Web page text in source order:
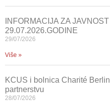
INFORMACIJA ZA
29.07.2026.GODINE
29/07/2026
Više »
KCUS i bolnica Charité
partnerstvu
28/07/2026